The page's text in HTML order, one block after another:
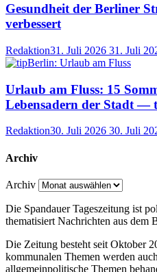
Gesundheit der Berliner
verbessert
Redaktion31. Juli 2026 31. Juli
Urlaub am Fluss: 15
Lebensadern der Stadt —
Redaktion30. Juli 2026 30. Juli
Archiv
Archiv
Die Spandauer Tageszeitung ist
thematisiert Nachrichten aus dem
Die Zeitung besteht seit Oktober
kommunalen Themen werden
allgemeinpolitische Themen